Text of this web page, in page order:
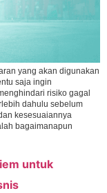
yang akan digunakan
saja ingin
risiko gagal
dahulu sebelum
kesesuaiannya
bagaimanapun
untuk